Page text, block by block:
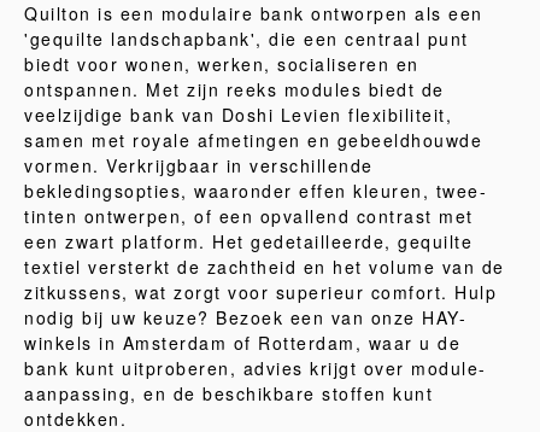
Quilton is een modulaire bank ontworpen als een
'gequilte landschapbank', die een centraal punt
biedt voor wonen, werken, socialiseren en
ontspannen. Met zijn reeks modules biedt de
veelzijdige bank van Doshi Levien flexibiliteit,
samen met royale afmetingen en gebeeldhouwde
vormen. Verkrijgbaar in verschillende
bekledingsopties, waaronder effen kleuren, twee-
tinten ontwerpen, of een opvallend contrast met
een zwart platform. Het gedetailleerde, gequilte
textiel versterkt de zachtheid en het volume van de
zitkussens, wat zorgt voor superieur comfort. Hulp
nodig bij uw keuze? Bezoek een van onze HAY-
winkels in Amsterdam of Rotterdam, waar u de
bank kunt uitproberen, advies krijgt over module-
aanpassing, en de beschikbare stoffen kunt
ontdekken.